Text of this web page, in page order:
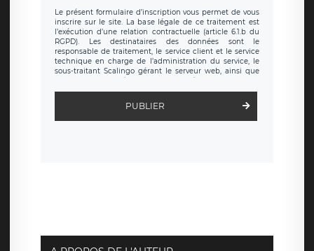
Le présent formulaire d’inscription vous permet de vous
inscrire sur le site. La base légale de ce traitement est
l’exécution d’une relation contractuelle (article 6.1.b du
RGPD). Les destinataires des données sont le
responsable de traitement, le service client et le service
technique en charge de l’administration du service, le
sous-traitant Scalingo gérant le serveur web, ainsi que
toute personne légalement autorisée. Le formulaire
d’inscription est hébergé sur un serveur hébergé par
protection conformes au RGPD
. Les données collectées
sont conservées jusqu’à ce que l’Internaute en sollicite la
rue Léopold Sédar Senghor, joignable à l’adresse mail :
responsabledetraitement@legavox.fr. Vous avez
PUBLIER